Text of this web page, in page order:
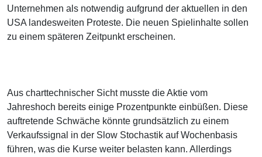
Unternehmen als notwendig aufgrund der aktuellen in den
USA landesweiten Proteste. Die neuen Spielinhalte sollen
zu einem späteren Zeitpunkt erscheinen.
Aus charttechnischer Sicht musste die Aktie vom
Jahreshoch bereits einige Prozentpunkte einbüßen. Diese
auftretende Schwäche könnte grundsätzlich zu einem
Verkaufssignal in der Slow Stochastik auf Wochenbasis
führen, was die Kurse weiter belasten kann. Allerdings